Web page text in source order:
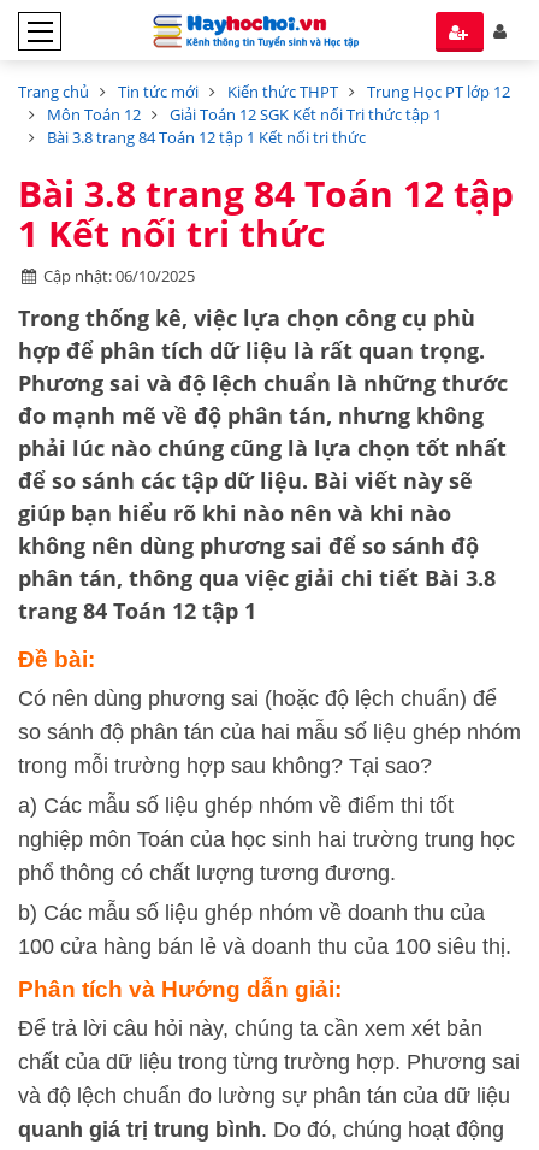
Trang chủ Tin tức mới Kiến thức THPT
Trung Học PT lớp 12
Môn Toán 12
Giải Toán 12 SGK Kết nối Tri thức tập 1
Bài 3.8 trang 84 Toán 12 tập 1 Kết nối tri thức
Bài 3.8 trang 84 Toán 12 tập
1 Kết nối tri thức
Cập nhật: 06/10/2025
Trong thống kê, việc lựa chọn công cụ phù
hợp để phân tích dữ liệu là rất quan trọng.
Phương sai và độ lệch chuẩn là những thước
đo mạnh mẽ về độ phân tán, nhưng không
phải lúc nào chúng cũng là lựa chọn tốt nhất
để so sánh các tập dữ liệu. Bài viết này sẽ
giúp bạn hiểu rõ khi nào nên và khi nào
không nên dùng phương sai để so sánh độ
phân tán, thông qua việc giải chi tiết Bài 3.8
trang 84 Toán 12 tập 1
Đề bài:
Có nên dùng phương sai (hoặc độ lệch chuẩn) để
so sánh độ phân tán của hai mẫu số liệu ghép nhóm
trong mỗi trường hợp sau không? Tại sao?
a) Các mẫu số liệu ghép nhóm về điểm thi tốt
nghiệp môn Toán của học sinh hai trường trung học
phổ thông có chất lượng tương đương.
b) Các mẫu số liệu ghép nhóm về doanh thu của
100 cửa hàng bán lẻ và doanh thu của 100 siêu thị.
Phân tích và Hướng dẫn giải:
Để trả lời câu hỏi này, chúng ta cần xem xét bản
chất của dữ liệu trong từng trường hợp. Phương sai
và độ lệch chuẩn đo lường sự phân tán của dữ liệu
quanh giá trị trung bình. Do đó, chúng hoạt động